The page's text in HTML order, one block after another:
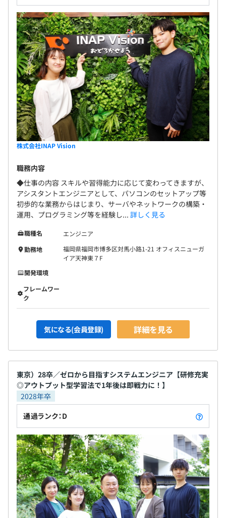
株式会社INAP Vision
職務内容
◆仕事の内容 スキルや習得能力に応じて変わってきますが、
アシスタントエンジニアとして、パソコンのセットアップ等
初歩的な業務からはじまり、サーバやネットワークの構築・
運用、プログラミング等を経験し... 詳しく見る
職種名
エンジニア
勤務地
福岡県福岡市博多区対馬小路1-21 オフィスニューガ
イア天神東７F
開発環境
フレームワー
ク
気になる(会員登録) 詳細を見る
東京）28卒／ゼロから目指すシステムエンジニア【研修充実
◎アウトプット型学習法で1年後は即戦力に！】
2028年卒
通過ランク：D